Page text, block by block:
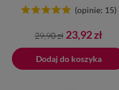
(opinie: 15)
Cena
podstawowa
29,90 zł Cena
23,92 zł
Dodaj do koszyka
Dodano do koszyka